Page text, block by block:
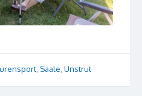
, Saale, Unstrut